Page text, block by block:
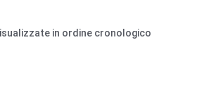
in ordine cronologico